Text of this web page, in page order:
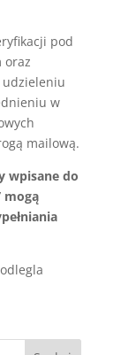
pod
oraz
udzieleniu
w
mailową.
wpisane do
mogą